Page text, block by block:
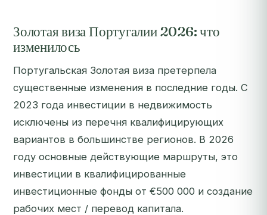
Золотая виза Португалии 2026: что
изменилось
Португальская Золотая виза претерпела
существенные изменения в последние годы. С
2023 года инвестиции в недвижимость
исключены из перечня квалифицирующих
вариантов в большинстве регионов. В 2026
году основные действующие маршруты, это
инвестиции в квалифицированные
инвестиционные фонды от €500 000 и создание
рабочих мест / перевод капитала.